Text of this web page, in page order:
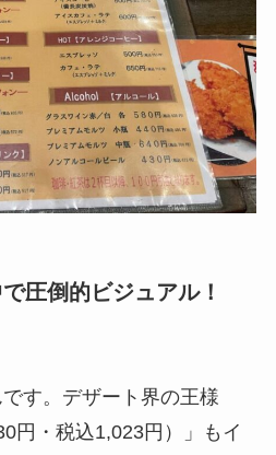
圧倒的ビジュアル！
す。デザート界の王様
円・税込1,023円）」もイ